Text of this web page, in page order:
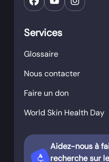
Services
Glossaire
Nous contacter
Faire un don
World Skin Health Day
biotech
Aidez-nous à
recherche sur